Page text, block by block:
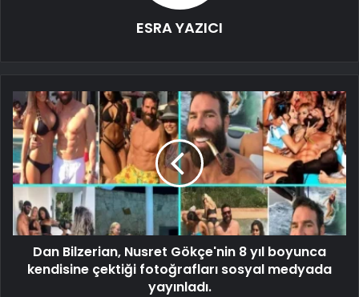
ESRA YAZICI
Dan Bilzerian, Nusret Gökçe'nin 8 yıl boyunca
kendisine çektiği fotoğrafları sosyal medyada
yayınladı.